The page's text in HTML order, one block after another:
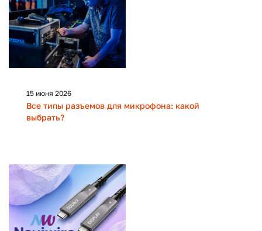
15 июня 2026
Все типы разъемов для микрофона: какой
выбрать?